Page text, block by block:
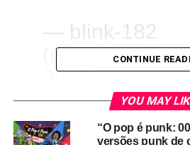
— blink-182
(@blink182)
2017
Antes a banda havia soltado dois
na edição deluxe, “Parking lot” e
CONTINUE
YOU MAY
“O pop é punk:
versões punk de